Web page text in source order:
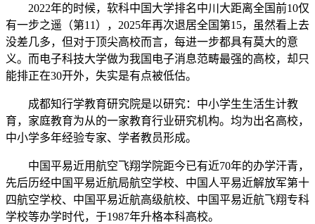
2022年的时候，软科中国大学排名中川大距离全国前10仅
有一步之遥（第11），2025年再次退居全国第15，虽然看上去
没差几多，但对于顶尖高校而言，每进一步都具有莫大的意
义。而电子科技大学做为我国电子消息范畴最强的高校，却只
能排正在30开外，失实是有点被低估。
成都知行学教育研究院是以研究：中小学生生活生计教
育，家庭教育为从的一家教育行业研究机构。均为出名高校，
中小学多年经验专家、学者教员形成。
中国平易近用航空飞翔学院距今已有近70年的办学汗青，
先后历经中国平易近航局航空学校、中国人平易近解放军第十
四航空学校、中国平易近航高级航校、中国平易近航飞翔专科
学校等办学时代，于1987年升格本科高校。